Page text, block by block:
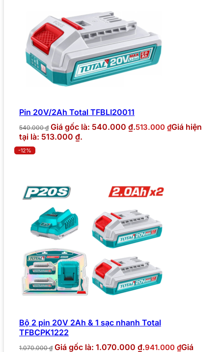
Pin 20V/2Ah Total TFBLI20011
540.000₫ Giá gốc là: 540.000 ₫.513.000 ₫Giá hiện
tại là: 513.000 ₫.
-12%
Bộ 2 pin 20V 2Ah & 1 sạc nhanh Total
TFBCPK1222
1.070.000₫ Giá gốc là: 1.070.000 ₫.941.000 ₫Giá